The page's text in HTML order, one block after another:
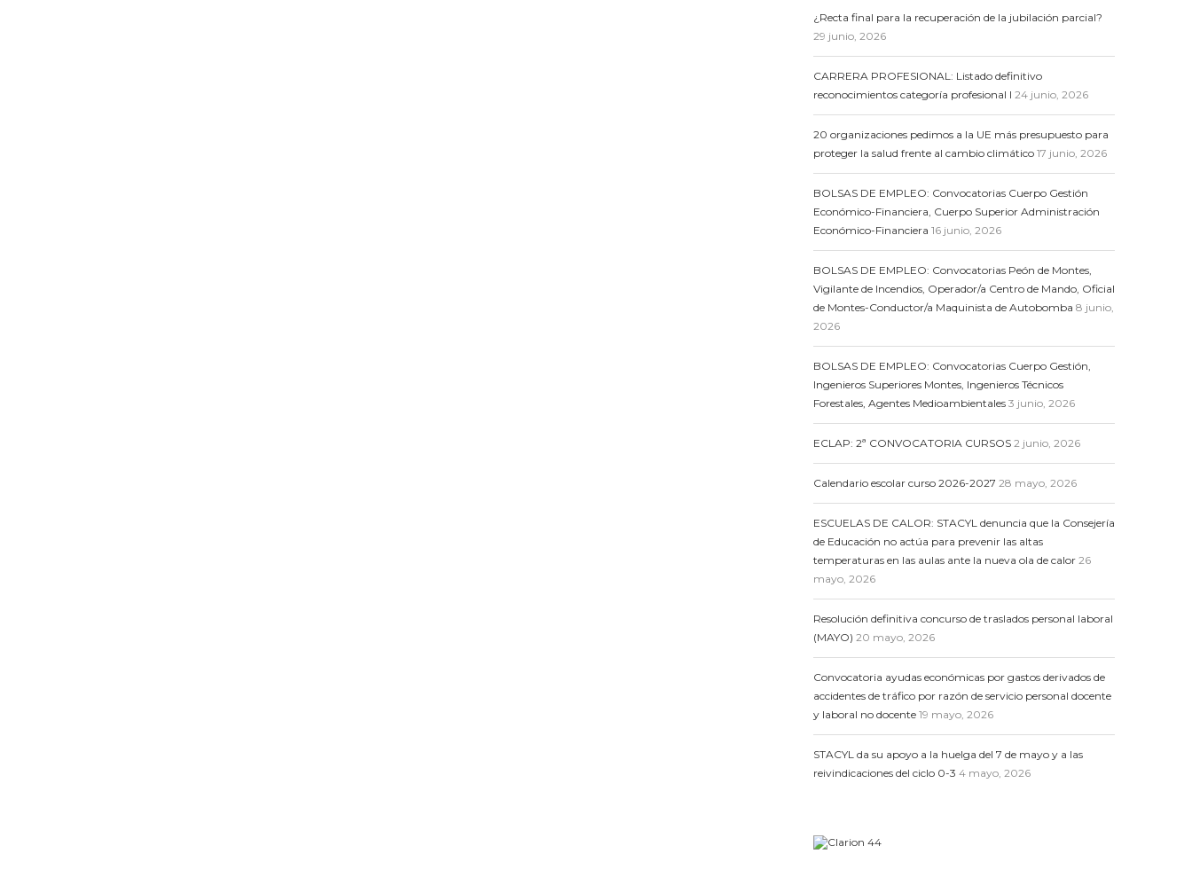
¿Recta final para la recuperación de la jubilación parcial?
29 junio, 2026
CARRERA PROFESIONAL: Listado definitivo
reconocimientos categoría profesional I 24 junio, 2026
20 organizaciones pedimos a la UE más presupuesto para
proteger la salud frente al cambio climático 17 junio, 2026
BOLSAS DE EMPLEO: Convocatorias Cuerpo Gestión
Económico-Financiera, Cuerpo Superior Administración
Económico-Financiera 16 junio, 2026
BOLSAS DE EMPLEO: Convocatorias Peón de Montes,
Vigilante de Incendios, Operador/a Centro de Mando, Oficial
de Montes-Conductor/a Maquinista de Autobomba 8 junio,
2026
BOLSAS DE EMPLEO: Convocatorias Cuerpo Gestión,
Ingenieros Superiores Montes, Ingenieros Técnicos
Forestales, Agentes Medioambientales 3 junio, 2026
ECLAP: 2ª CONVOCATORIA CURSOS 2 junio, 2026
Calendario escolar curso 2026-2027 28 mayo, 2026
ESCUELAS DE CALOR: STACYL denuncia que la Consejería
de Educación no actúa para prevenir las altas
temperaturas en las aulas ante la nueva ola de calor 26
mayo, 2026
Resolución definitiva concurso de traslados personal laboral
(MAYO) 20 mayo, 2026
Convocatoria ayudas económicas por gastos derivados de
accidentes de tráfico por razón de servicio personal docente
y laboral no docente 19 mayo, 2026
STACYL da su apoyo a la huelga del 7 de mayo y a las
reivindicaciones del ciclo 0-3 4 mayo, 2026